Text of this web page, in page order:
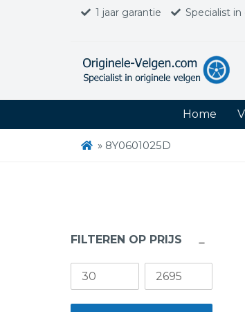
1 jaar garantie Specialist
Home
» 8Y0601025D
FILTEREN OP PRIJS